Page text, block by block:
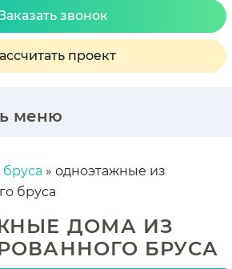
звонок
проект
меню
» одноэтажные из
бруса
ДОМА ИЗ
БРУСА